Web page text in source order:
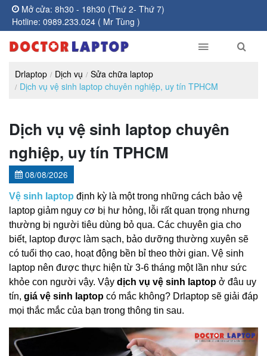
Mở cửa: 8h30 - 18h30 (Thứ 2- Thứ 7)
Hotline: 0989.233.024 ( Mr Tùng )
Drlaptop Dịch vụ
Sửa chữa laptop
Dịch vụ vệ sinh laptop chuyên nghiệp, uy tín TPHCM
Dịch vụ vệ sinh laptop chuyên
nghiệp, uy tín TPHCM
08/08/2026
Vệ sinh laptop định kỳ là một trong những cách bảo vệ
laptop giảm nguy cơ bị hư hỏng, lỗi rất quan trọng nhưng
thường bị người tiêu dùng bỏ qua. Các chuyên gia cho
biết, laptop được làm sạch, bảo dưỡng thường xuyên sẽ
có tuổi thọ cao, hoạt động bền bỉ theo thời gian. Vệ sinh
laptop nên được thực hiện từ 3-6 tháng một lần như sức
khỏe con người vậy. Vậy dịch vụ vệ sinh laptop ở đâu uy
tín, giá vệ sinh laptop có mắc không? Drlaptop sẽ giải đáp
mọi thắc mắc của bạn trong thông tin sau.